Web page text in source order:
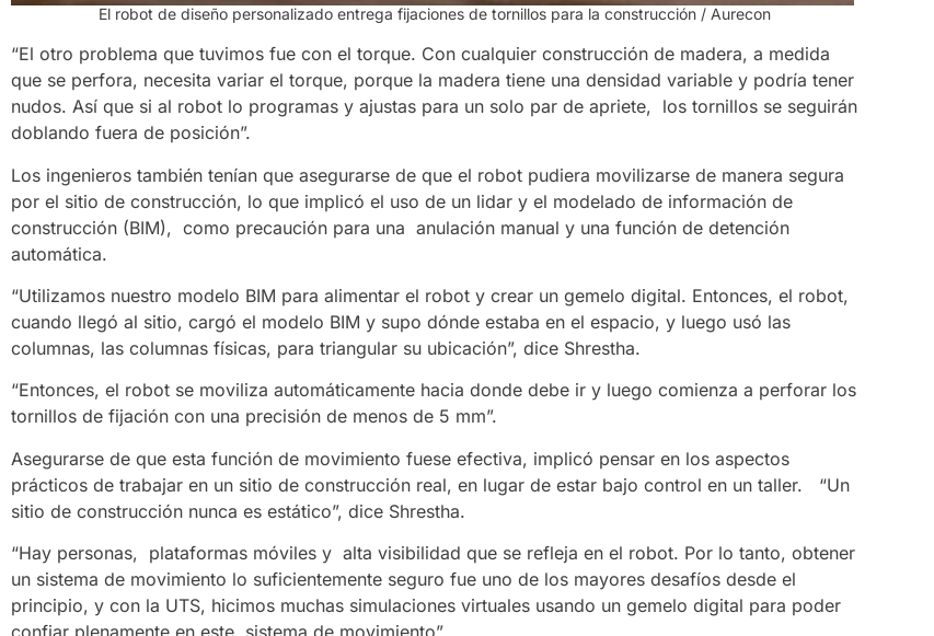
El robot de diseño personalizado entrega fijaciones de tornillos para la construcción / Aurecon
“El otro problema que tuvimos fue con el torque. Con cualquier construcción de madera, a medida
que se perfora, necesita variar el torque, porque la madera tiene una densidad variable y podría tener
nudos. Así que si al robot lo programas y ajustas para un solo par de apriete, los tornillos se seguirán
doblando fuera de posición”.
Los ingenieros también tenían que asegurarse de que el robot pudiera movilizarse de manera segura
por el sitio de construcción, lo que implicó el uso de un lidar y el modelado de información de
construcción (BIM), como precaución para una anulación manual y una función de detención
automática.
“Utilizamos nuestro modelo BIM para alimentar el robot y crear un gemelo digital. Entonces, el robot,
cuando llegó al sitio, cargó el modelo BIM y supo dónde estaba en el espacio, y luego usó las
columnas, las columnas físicas, para triangular su ubicación”, dice Shrestha.
“Entonces, el robot se moviliza automáticamente hacia donde debe ir y luego comienza a perforar los
tornillos de fijación con una precisión de menos de 5 mm”.
Asegurarse de que esta función de movimiento fuese efectiva, implicó pensar en los aspectos
prácticos de trabajar en un sitio de construcción real, en lugar de estar bajo control en un taller. “Un
sitio de construcción nunca es estático”, dice Shrestha.
“Hay personas, plataformas móviles y alta visibilidad que se refleja en el robot. Por lo tanto, obtener
un sistema de movimiento lo suficientemente seguro fue uno de los mayores desafíos desde el
principio, y con la UTS, hicimos muchas simulaciones virtuales usando un gemelo digital para poder